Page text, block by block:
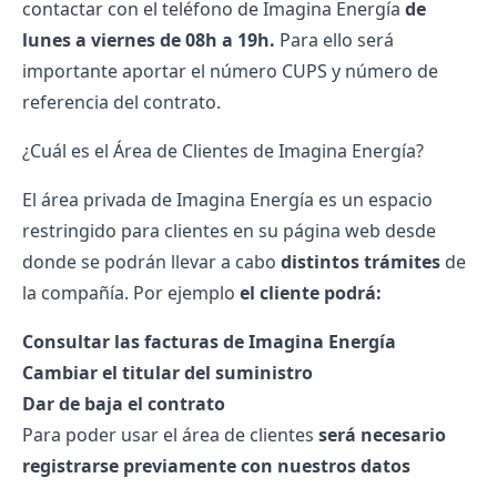
contactar con el teléfono de Imagina Energía de
lunes a viernes de 08h a 19h. Para ello será
importante aportar el número CUPS y número de
referencia del contrato.
¿Cuál es el Área de Clientes de Imagina Energía?
El área privada de Imagina Energía es un espacio
restringido para clientes en su página web desde
donde se podrán llevar a cabo distintos trámites de
la compañía. Por ejemplo el cliente podrá:
Consultar las facturas de Imagina Energía
Cambiar el titular del suministro
Dar de baja el contrato
Para poder usar el área de clientes será necesario
registrarse previamente con nuestros datos